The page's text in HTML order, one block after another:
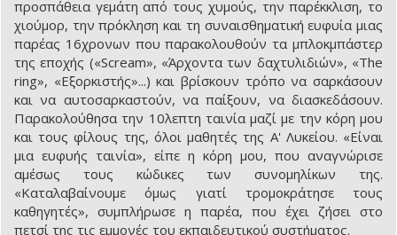
προσπάθεια γεμάτη από τους χυμούς, την παρέκκλιση, το
χιούμορ, την πρόκληση και τη συναισθηματική ευφυία μιας
παρέας 16χρονων που παρακολουθούν τα μπλοκμπάστερ
της εποχής («Scream», «Άρχοντα των δαχτυλιδιών», «The
ring», «Eξορκιστής»...) και βρίσκουν τρόπο να σαρκάσουν
και να αυτοσαρκαστούν, να παίξουν, να διασκεδάσουν.
Παρακολούθησα την 10λεπτη ταινία μαζί με την κόρη μου
και τους φίλους της, όλοι μαθητές της A' Λυκείου. «Είναι
μια ευφυής ταινία», είπε η κόρη μου, που αναγνώρισε
αμέσως τους κώδικες των συνομηλίκων της.
«Καταλαβαίνουμε όμως γιατί τρομοκράτησε τους
καθηγητές», συμπλήρωσε η παρέα, που έχει ζήσει στο
πετσί της τις εμμονές του εκπαιδευτικού συστήματος.